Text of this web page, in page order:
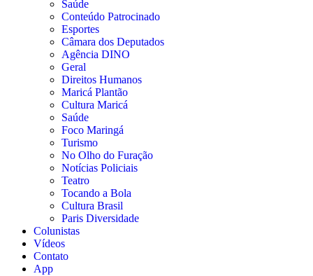
Saúde
Conteúdo Patrocinado
Esportes
Câmara dos Deputados
Agência DINO
Geral
Direitos Humanos
Maricá Plantão
Cultura Maricá
Saúde
Foco Maringá
Turismo
No Olho do Furação
Notícias Policiais
Teatro
Tocando a Bola
Cultura Brasil
Paris Diversidade
Colunistas
Vídeos
Contato
App